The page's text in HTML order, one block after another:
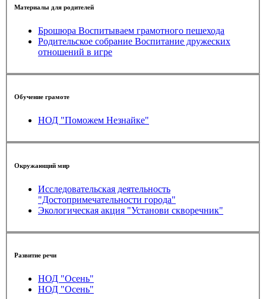
Материалы для родителей
Брошюра Воспитываем грамотного пешехода
Родительское собрание Воспитание дружеских
отношений в игре
Обучение грамоте
НОД "Поможем Незнайке"
Окружающий мир
Исследовательская деятельность
"Достопримечательности города"
Экологическая акция "Установи скворечник"
Развитие речи
НОД "Осень"
НОД "Осень"